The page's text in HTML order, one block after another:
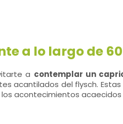
a lo largo de
a contemplar un
acantilados del flysch.
acontecimientos